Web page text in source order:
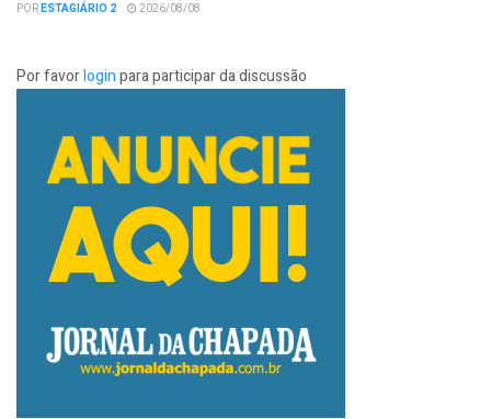
PORESTAGIÁRIO 2 2026/08/08
Por favorloginpara participar da discussão